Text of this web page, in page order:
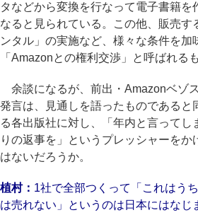
タなどから変換を行なって電子書籍を
なると見られている。この他、販売す
ンタル」の実施など、様々な条件を加
「Amazonとの権利交渉」と呼ばれる
余談になるが、前出・Amazonベゾ
発言は、見通しを語ったものであると
る各出版社に対し、「年内と言ってし
りの返事を」というプレッシャーをか
はないだろうか。
植村： 1社で全部つくって「これはう
は売れない」というのは日本にはなじ